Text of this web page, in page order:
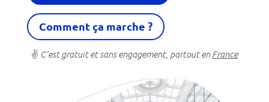
Comment ça marche ?
✌ C’est gratuit et sans engagement, partout enFrance